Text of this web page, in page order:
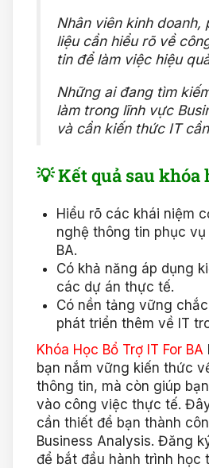
Nhân viên kinh doanh,
liệu cần hiểu rõ về
tin để làm việc hiệu
Những ai đang tìm
làm trong lĩnh vực
và cần kiến thức IT
💡 Kết quả sau khóa
Hiểu rõ các khái niệm
nghệ thông tin phục
BA.
Có khả năng áp dụng
các dự án thực tế.
Có nền tảng vững
phát triển thêm về IT
Khóa Học Bổ Trợ IT For BA
bạn nắm vững kiến thức
thông tin, mà còn giúp
vào công việc thực tế.
cần thiết để bạn thành
Business Analysis. Đăng
để bắt đầu hành trình học